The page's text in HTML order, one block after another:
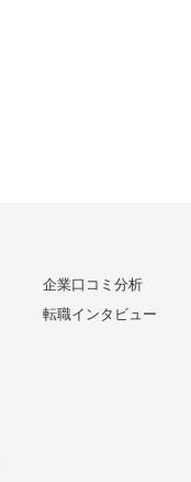
企業口コミ分析
転職インタビュー